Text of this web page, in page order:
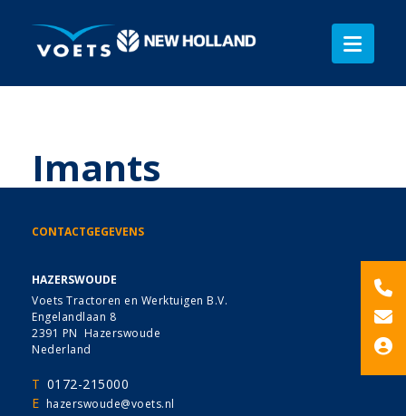
Imants
CONTACTGEGEVENS
HAZERSWOUDE
Voets Tractoren en Werktuigen B.V.
Engelandlaan 8
2391 PN Hazerswoude
Nederland
T 0172-215000
E hazerswoude@voets.nl